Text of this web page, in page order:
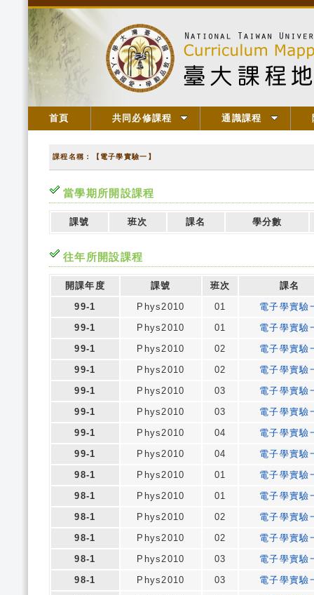
首頁 共同必修課程 通識課程
課程名稱：【電子學實驗一】
當學期所開設課程
課號 班次 課名 學分數
往年所開設課程
開課年度 課號 班次
課名
99-1
Phys2010 01
電子學實驗
99-1
Phys2010 01
電子學實驗
99-1
Phys2010 02
電子學實驗
99-1
Phys2010 02
電子學實驗
99-1
Phys2010 03
電子學實驗
99-1
Phys2010 03
電子學實驗
99-1
Phys2010 04
電子學實驗
99-1
Phys2010 04
電子學實驗
98-1
Phys2010 01
電子學實驗
98-1
Phys2010 01
電子學實驗
98-1
Phys2010 02
電子學實驗
98-1
Phys2010 02
電子學實驗
98-1
Phys2010 03
電子學實驗
98-1
Phys2010 03
電子學實驗